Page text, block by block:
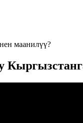
маанилүү?